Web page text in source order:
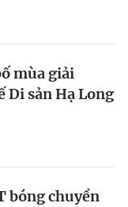
mùa giải
Di sản Hạ Long
bóng chuyền